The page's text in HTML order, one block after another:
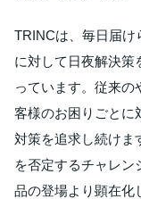
TRINCは、毎日届け
に対して日夜解決策
っています。従来の
客様のお困りごとに
対策を追求し続けま
を否定するチャレン
品の登場より顕在化